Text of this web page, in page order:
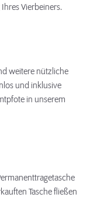
Vierbeiners.
weitere nützliche
und inklusive
in unserem
Tasche fließen